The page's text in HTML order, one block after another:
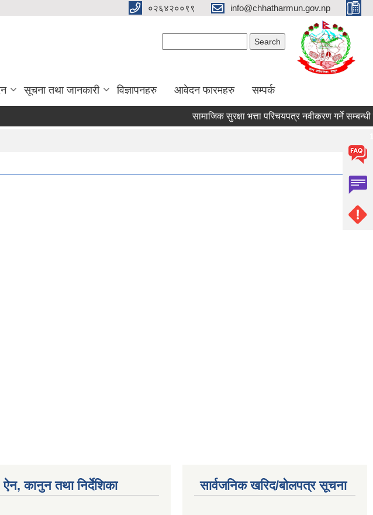
०२६४२००९९ info@chhatharmun.gov.np
सूचना तथा जानकारी विज्ञापनहरु आवेदन फारमहरु सम्पर्क
सामाजिक सुरक्षा भत्ता परिचयपत्र नवीकरण गर्ने सम्बन्धी
ऐन, कानुन तथा निर्देशिका सार्वजनिक खरिद/बोलपत्र सूचना